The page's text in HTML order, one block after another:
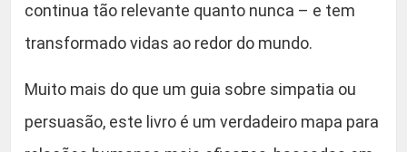
9
r
P
s
o
continua tão relevante quanto nunca – e tem
transformado vidas ao redor do mundo.
Muito mais do que um guia sobre simpatia ou
persuasão, este livro é um verdadeiro mapa para